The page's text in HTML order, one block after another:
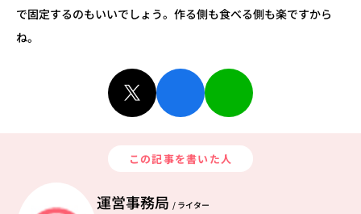
で固定するのもいいでしょう。作る側も食べる側も楽ですから
ね。
この記事を書いた人
運営事務局 / ライター